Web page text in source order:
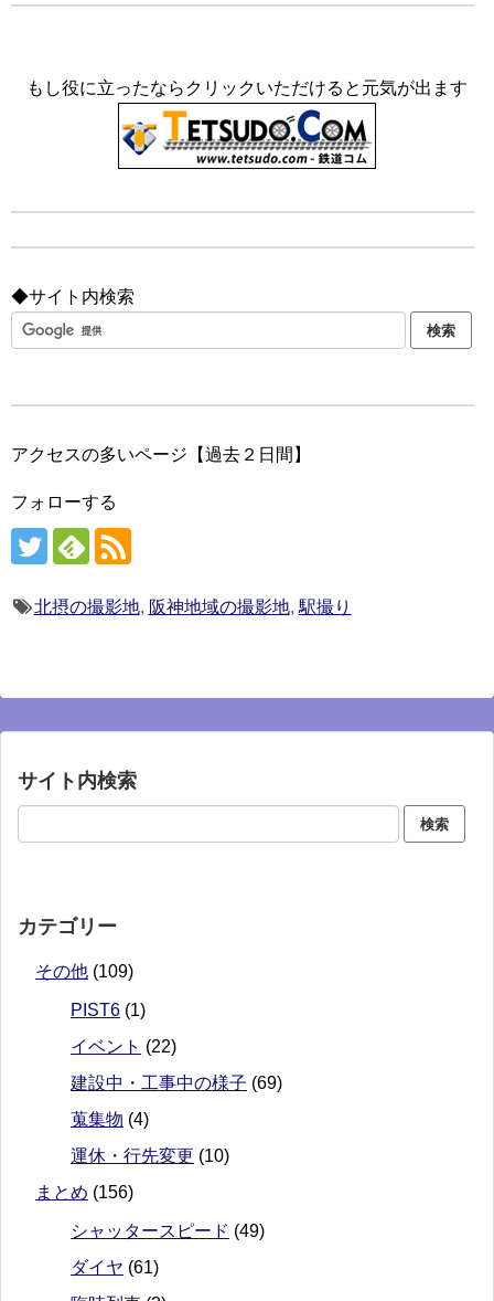
もし役に立ったならクリックいただけると元気が出ます
◆サイト内検索
アクセスの多いページ【過去２日間】
フォローする
北摂の撮影地, 阪神地域の撮影地, 駅撮り
サイト内検索
カテゴリー
その他 (109)
PIST6 (1)
イベント (22)
建設中・工事中の様子 (69)
蒐集物 (4)
運休・行先変更 (10)
まとめ (156)
シャッタースピード (49)
ダイヤ (61)